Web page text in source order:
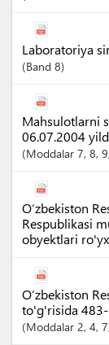
Laboratoriya
Band 8
Mahsulotlarni
06.07.2004
Moddalar 7, 8, 9
O‘zbekiston
Respublikasi
obyektlari
O‘zbekiston
to'g'risida
Moddalar 2, 4, 7